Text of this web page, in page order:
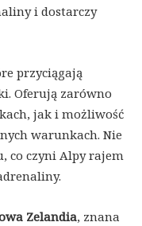
i dostarczy
przyciągają
Oferują zarówno
jak i możliwość
warunkach. Nie
co czyni Alpy rajem
Zelandia, znana